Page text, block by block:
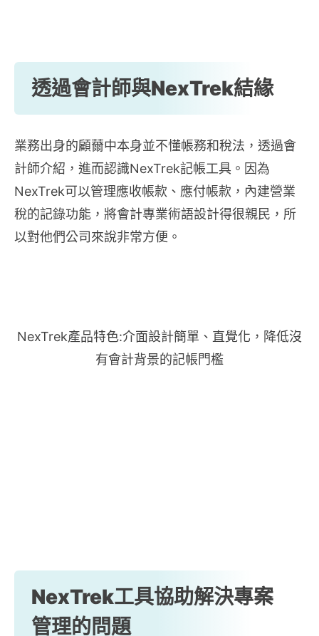
透過會計師與NexTrek結緣
業務出身的顧薾中本身並不懂帳務和稅法，透過會
計師介紹，進而認識NexTrek記帳工具。因為
NexTrek可以管理應收帳款、應付帳款，內建營業
稅的記錄功能，將會計專業術語設計得很親民，所
以對他們公司來說非常方便。
NexTrek產品特色:介面設計簡單、直覺化，降低沒
有會計背景的記帳門檻
NexTrek工具協助解決專案
管理的問題